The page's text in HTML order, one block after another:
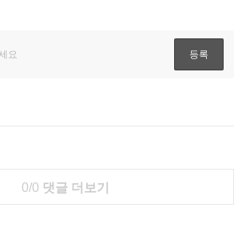
0/0 댓글 더보기